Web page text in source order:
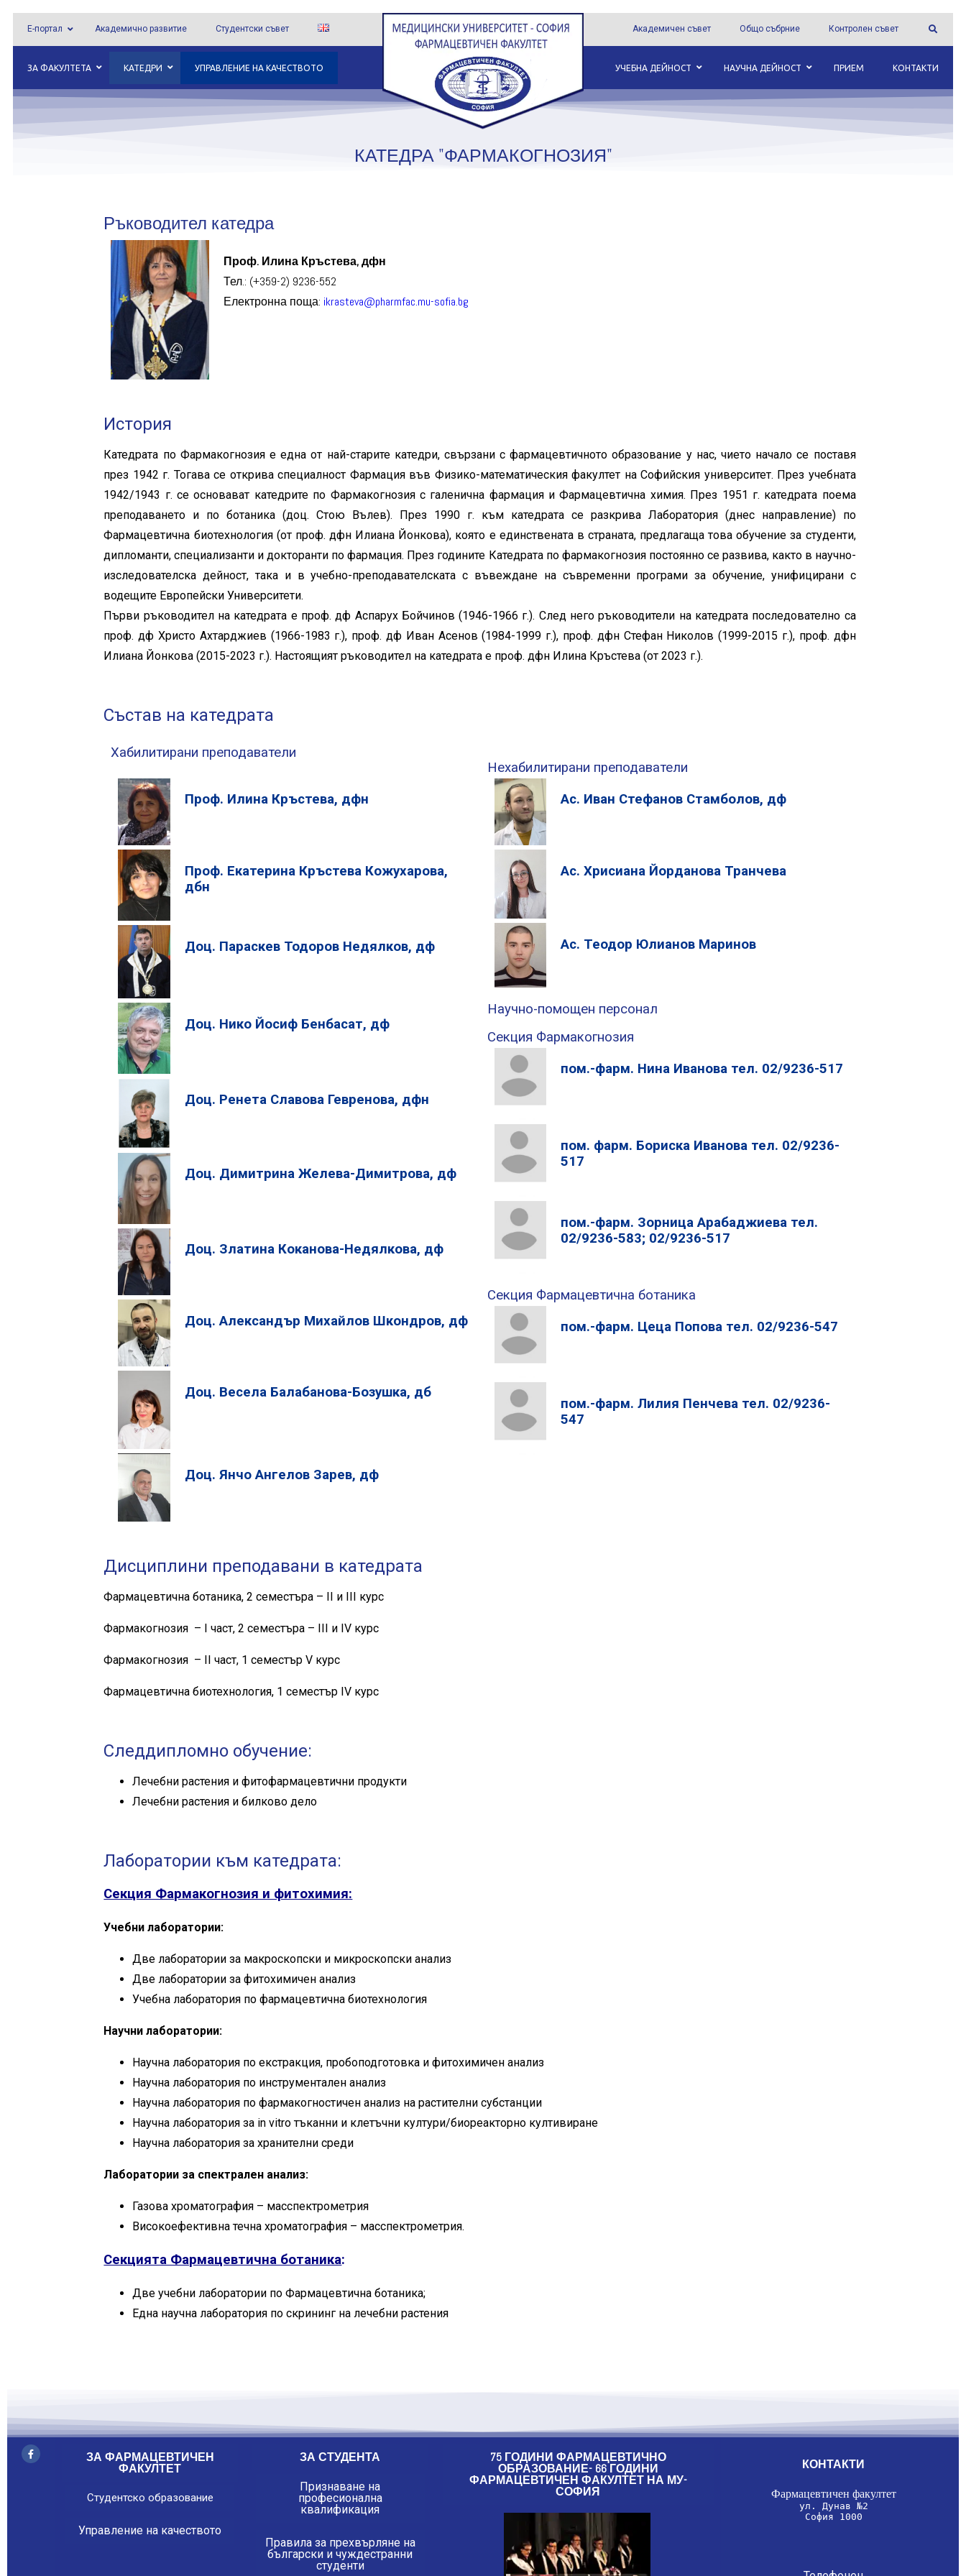
Е-портал Академично развитие Студентски съвет Контролен съвет
Общо събрние
Академичен съвет
ЗА ФАКУЛТЕТА КАТЕДРИ УПРАВЛЕНИЕ НА КАЧЕСТВОТО КОНТАКТИ
ПРИЕМ
НАУЧНА ДЕЙНОСТ
УЧЕБНА ДЕЙНОСТ
КАТЕДРА "ФАРМАКОГНОЗИЯ"
Ръководител катедра
Проф. Илина Кръстева, дфн
Тел.: (+359-2) 9236-552
Електронна поща: ikrasteva@pharmfac.mu-sofia.bg
История
Катедрата по Фармакогнозия е една от най-старите катедри, свързани с фармацевтичното образование у нас, чието начало се поставя
през 1942 г. Тогава се открива специалност Фармация във Физико-математическия факултет на Софийския университет. През учебната
1942/1943 г. се основават катедрите по Фармакогнозия с галенична фармация и Фармацевтична химия. През 1951 г. катедрата поема
преподаването и по ботаника (доц. Стою Вълев). През 1990 г. към катедрата се разкрива Лаборатория (днес направление) по
Фармацевтична биотехнология (от проф. дфн Илиана Йонкова), която е единствената в страната, предлагаща това обучение за студенти,
дипломанти, специализанти и докторанти по фармация. През годините Катедрата по фармакогнозия постоянно се развива, както в научно-
изследователска дейност, така и в учебно-преподавателската с въвеждане на съвременни програми за обучение, унифицирани с
водещите Европейски Университети.
Първи ръководител на катедрата e проф. дф Аспарух Бойчинов (1946-1966 г.). След него ръководители на катедрата последователно са
проф. дф Христо Ахтарджиев (1966-1983 г.), проф. дф Иван Асенов (1984-1999 г.), проф. дфн Стефан Николов (1999-2015 г.), проф. дфн
Илиана Йонкова (2015-2023 г.). Настоящият ръководител на катедрата е проф. дфн Илина Кръстева (от 2023 г.).
Състав на катедрата
Хабилитирани преподаватели
Проф. Илина Кръстева, дфн
Проф. Екатерина Кръстева Кожухарова,
дбн
Доц. Параскев Тодоров Недялков, дф
Доц. Нико Йосиф Бенбасат, дф
Доц. Ренета Славова Гевренова, дфн
Доц. Димитрина Желева-Димитрова, дф
Доц. Златина Коканова-Недялкова, дф
Доц. Александър Михайлов Шкондров, дф
Доц. Весела Балабанова-Бозушка, дб
Доц. Янчо Ангелов Зарев, дф
Нехабилитирани преподаватели
Ас. Иван Стефанов Стамболов, дф
Ас. Хрисиана Йорданова Транчева
Ас. Теодор Юлианов Маринов
Научно-помощен персонал
Секция Фармакогнозия
пом.-фарм. Нина Иванова тел. 02/9236-517
пом. фарм. Бориска Иванова тел. 02/9236-
517
пом.-фарм. Зорница Арабаджиева тел.
02/9236-583; 02/9236-517
Секция Фармацевтична ботаника
пом.-фарм. Цеца Попова тел. 02/9236-547
пом.-фарм. Лилия Пенчева тел. 02/9236-
547
Дисциплини преподавани в катедрата
Фармацевтична ботаника, 2 семестъра – ІІ и ІІІ курс
Фармакогнозия – І част, 2 семестъра – ІІІ и ІV курс
Фармакогнозия – ІІ част, 1 семестър V курс
Фармацевтична биотехнология, 1 семестър ІV курс
Следдипломно обучение:
Лечебни растения и фитофармацевтични продукти
Лечебни растения и билково дело
Лаборатории към катедрата:
Секция Фармакогнозия и фитохимия:
Учебни лаборатории:
Две лаборатории за макроскопски и микроскопски анализ
Две лаборатории за фитохимичен анализ
Учебна лаборатория по фармацевтична биотехнология
Научни лаборатории:
Научна лаборатория по екстракция, пробоподготовка и фитохимичен анализ
Научна лаборатория по инструментален анализ
Научна лаборатория по фармакогностичен анализ на растителни субстанции
Научна лаборатория за in vitro тъканни и клетъчни култури/биореакторно култивиране
Научна лаборатория за хранителни среди
Лаборатории за спектрален анализ:
Газова хроматография – масспектрометрия
Високоефективна течна хроматография – масспектрометрия.
Секцията Фармацевтична ботаника:
Две учебни лаборатории по Фармацевтична ботаника;
Една научна лаборатория по скрининг на лечебни растения
ЗА ФАРМАЦЕВТИЧЕН
ФАКУЛТЕТ
Студентско образование
Управление на качеството
ЗА СТУДЕНТА
Признаване на
професионална
квалификация
Правила за прехвърляне на
български и чуждестранни
студенти
75 ГОДИНИ ФАРМАЦЕВТИЧНО
ОБРАЗОВАНИЕ- 66 ГОДИНИ
ФАРМАЦЕВТИЧЕН ФАКУЛТЕТ НА МУ-
СОФИЯ
КОНТАКТИ
Фармацевтичен факултет
София 1000